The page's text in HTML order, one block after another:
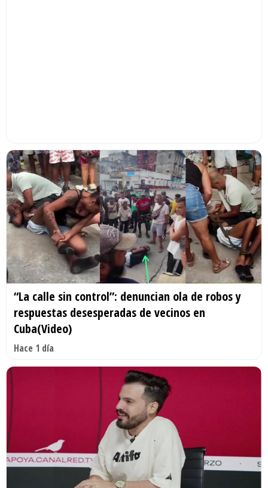
“La calle sin control”: denuncian ola de robos y
respuestas desesperadas de vecinos en
Cuba(Video)
Hace 1 día